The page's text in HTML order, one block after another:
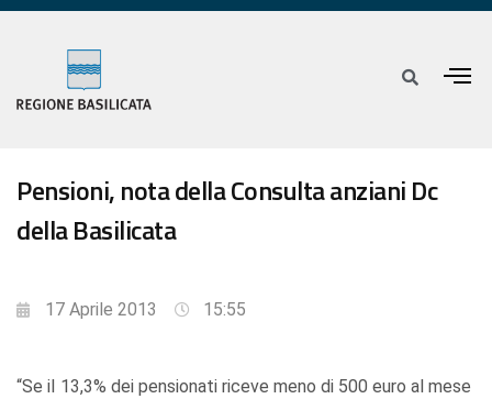
Pensioni, nota della Consulta anziani Dc
della Basilicata
17 Aprile 2013 15:55
“Se iI 13,3% dei pensionati riceve meno di 500 euro al mese